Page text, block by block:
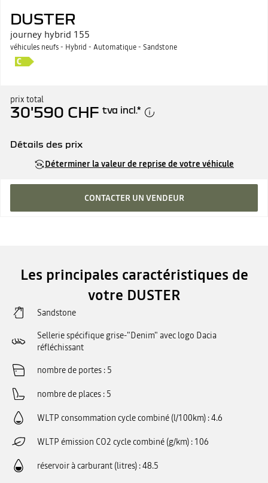
DUSTER
journey hybrid 155
véhicules neufs - Hybrid - Automatique - Sandstone
prix total
30'590 CHF tva incl.*
Détails des prix
Déterminer la valeur de reprise de votre véhicule
CONTACTER UN VENDEUR
Les principales caractéristiques de
votre DUSTER
Sandstone
Sellerie spécifique grise-"Denim" avec logo Dacia
réfléchissant
nombre de portes 5
nombre de places 5
WLTP consommation cycle combiné (l/100km) 4.6
WLTP émission CO2 cycle combiné (g/km) 106
réservoir à carburant (litres) 48.5